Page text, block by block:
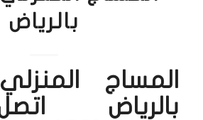
بالرياض
المساج
بالرياض